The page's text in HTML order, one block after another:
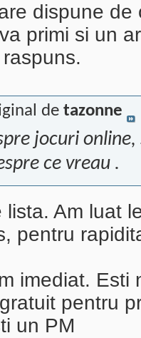
dispune
primi si un
de tazonne
jocuri
ce vreau .
lista. Am luat
pentru
imediat.
pentru
un PM